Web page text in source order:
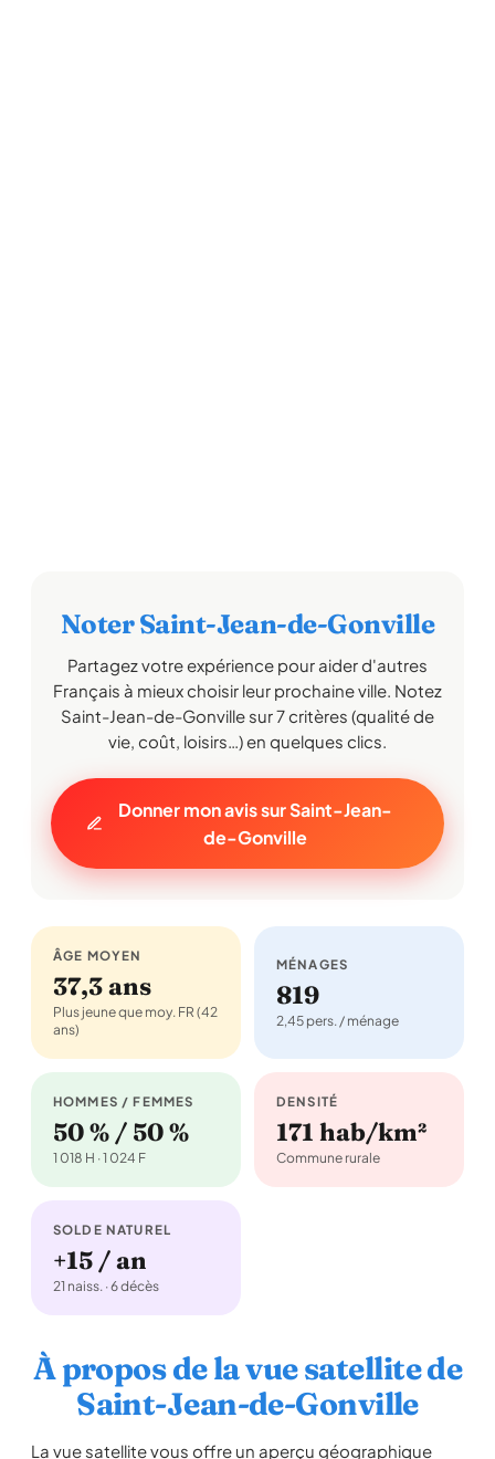
Noter Saint-Jean-de-Gonville
Partagez votre expérience pour aider d'autres
Français à mieux choisir leur prochaine ville. Notez
Saint-Jean-de-Gonville sur 7 critères (qualité de
vie, coût, loisirs…) en quelques clics.
Donner mon avis sur Saint-Jean-
de-Gonville
ÂGE MOYEN
37,3 ans
Plus jeune que moy. FR (42
ans)
MÉNAGES
819
2,45 pers. / ménage
HOMMES / FEMMES
50 % / 50 %
1 018 H · 1 024 F
DENSITÉ
171 hab/km²
Commune rurale
SOLDE NATUREL
+15 / an
21 naiss. · 6 décès
À propos de la vue satellite de
Saint-Jean-de-Gonville
La vue satellite vous offre un aperçu géographique